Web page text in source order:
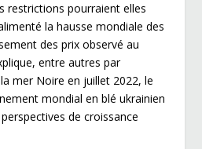
restrictions pourraient elles
la hausse mondiale des
des prix observé au
entre autres par
mer Noire en juillet 2022, le
mondial en blé ukrainien
de croissance